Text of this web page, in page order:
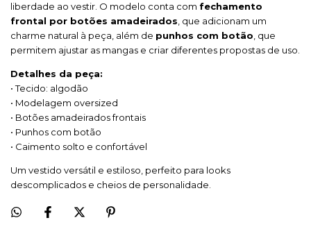
liberdade ao vestir. O modelo conta com fechamento
frontal por botões amadeirados , que adicionam um
charme natural à peça, além de punhos com botão , que
permitem ajustar as mangas e criar diferentes propostas de uso.
Detalhes da peça:
• Tecido: algodão
• Modelagem oversized
• Botões amadeirados frontais
• Punhos com botão
• Caimento solto e confortável
Um vestido versátil e estiloso, perfeito para looks
descomplicados e cheios de personalidade.